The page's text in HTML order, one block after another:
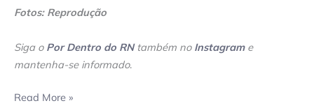
Fotos: Reprodução
Siga o Por Dentro do RNtambém no Instagrame
mantenha-se informado.
Read More »